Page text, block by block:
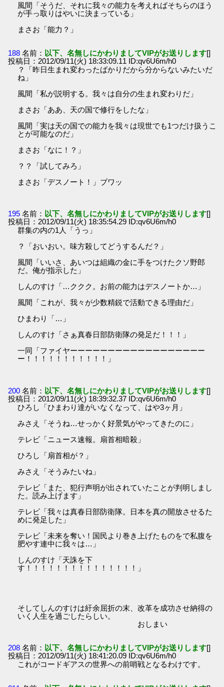
風間「そうだ、それに我々の能力を考えればそちらのほう
が手っ取りはやいに決まっている」
まさお「能力？」
188 名前： 以下、名無しにかわりましてVIPがお送りします[]
投稿日：2012/09/11(火) 18:33:09.11 ID:qv6U6m/h0
？「昨日生まれ変わったばかりだから分からないみたいだ
ね」
風間「私が説明する。我々は自分の生まれ変わりだ」
まさお「ああ、天の国で修行をしたな」
風間「実は天の国での能力を我々は現世でも1つだけ扱うこ
とが可能なのだ」
まさお「なに！？」
？？「試してみろ」
まさお「デスノート！」ブワッ
195 名前： 以下、名無しにかわりましてVIPがお送りします[]
投稿日：2012/09/11(火) 18:35:54.29 ID:qv6U6m/h0
群集の内の1人「うっ」
？「おいおい。味方殺してどうするんだ？」
風間「いいさ、あいつは組織の金に手をつけたクソ野郎
だ。俺が指示した」
しんのすけ「…ククク。お前の能力はデスノートか…」
風間「これが、我々が少数精鋭で活動できる理由だ」
ひまわり「…」
しんのすけ「さぁ真春日部防衛隊の発足だ！！！」
一同「ファイヤーーーーーーーーーーーーーーーーーー
ー！！！！！！！！！！！」
200 名前： 以下、名無しにかわりましてVIPがお送りします[]
投稿日：2012/09/11(火) 18:39:32.37 ID:qv6U6m/h0
ひろし「ひまわり達がいなくなって、はや3ヶ月」
みさえ「そうね…せっかく好景気がやってきたのに」
テレビ「ニュース速報。扇首相暗殺」
ひろし「扇首相が？」
みさえ「そうみたいね」
テレビ「また、犯行声明が出されていたことが判明しまし
た。読み上げます」
テレビ「我々は真春日部防衛隊。日本を真の開放させるた
めに発足した」
テレビ「未来を奪い！国民より巻き上げたものをで私腹を
肥やす連中に我々は…」
しんのすけ「天誅を下
す！！！！！！！！！！！！！！！」
そしてしんのすけは紆余屈折の末、改革を成功させ納得の
いく人生を過ごしたらしい。
おしまい
208 名前： 以下、名無しにかわりましてVIPがお送りします[]
投稿日：2012/09/11(火) 18:41:20.09 ID:qv6U6m/h0
これがコードギアスの世界への前哨戦となるわけです。